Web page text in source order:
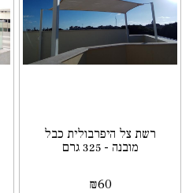
רשת צל היפרבולית כבל
מובנה - 325 גרם
₪60